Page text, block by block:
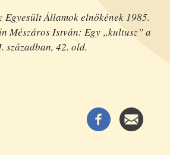
Egyesült Államok elnökének 1985.
Mészáros István: Egy „kultusz” a
században, 42. old.